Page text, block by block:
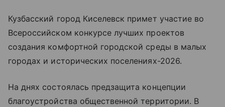
Кузбасский город Киселевск примет участие во
Всероссийском конкурсе лучших проектов
создания комфортной городской среды в малых
городах и исторических поселениях-2026.
На днях состоялась предзащита концепции
благоустройства общественной территории. В